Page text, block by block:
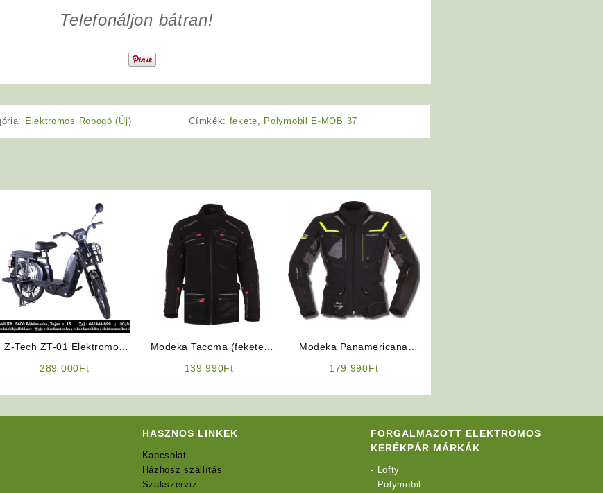
Telefonáljon bátran!
Elektromos Robogó (Új) Címkék: fekete Polymobil E-MOB 37
Z-Tech ZT-01 Elektromos
289 000Ft
Modeka Tacoma (fekete)
139 990Ft
Modeka Panamericana
179 990Ft
HASZNOS LINKEK
Kapcsolat
Házhosz szállítás
Szakszerviz
FORGALMAZOTT ELEKTROMOS
KERÉKPÁR MÁRKÁK
- Lofty
- Polymobil